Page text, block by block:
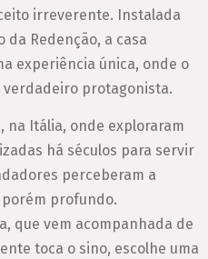
irreverente. Instalada
da Redenção, a casa
experiência única, onde o
verdadeiro protagonista.
na Itália, onde exploraram
há séculos para servir
perceberam a
profundo.
que vem acompanhada de
toca o sino, escolhe uma